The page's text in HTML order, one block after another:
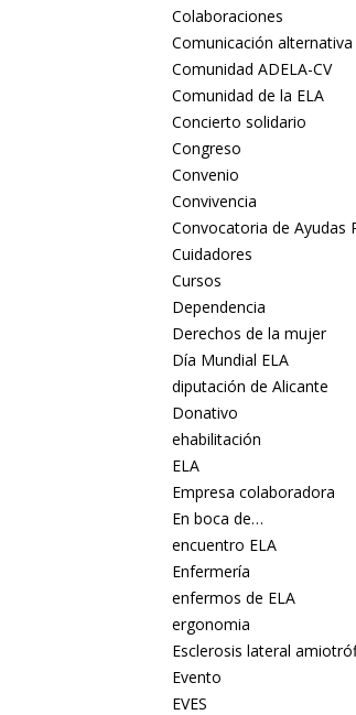
Colaboraciones
Comunicación
Comunidad ADELA-CV
Comunidad de la ELA
Concierto solidario
Congreso
Convenio
Convivencia
Convocatoria de Ayudas
Cuidadores
Cursos
Dependencia
Derechos de la mujer
Día Mundial ELA
diputación de Alicante
Donativo
ehabilitación
ELA
Empresa colaboradora
En boca de…
encuentro ELA
Enfermería
enfermos de ELA
ergonomia
Esclerosis lateral
Evento
EVES